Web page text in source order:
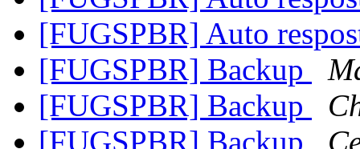
[FUGSPBR] Auto
[FUGSPBR] Backup
[FUGSPBR] Backup
[FUGSPBR] Backup